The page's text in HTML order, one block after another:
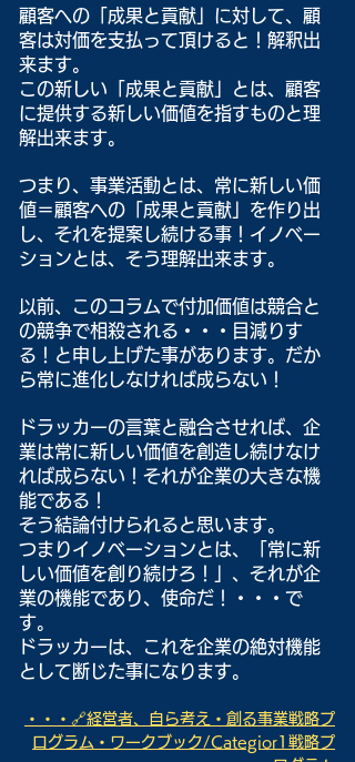
顧客への「成果と貢献」に対して、顧
客は対価を支払って頂けると！解釈出
来ます。
この新しい「成果と貢献」とは、顧客
に提供する新しい価値を指すものと理
解出来ます。
つまり、事業活動とは、常に新しい価
値＝顧客への「成果と貢献」を作り出
し、それを提案し続ける事！イノベー
ションとは、そう理解出来ます。
以前、このコラムで付加価値は競合と
の競争で相殺される・・・目減りす
る！と申し上げた事があります。だか
ら常に進化しなければ成らない！
ドラッカーの言葉と融合させれば、企
業は常に新しい価値を創造し続けなけ
れば成らない！それが企業の大きな機
能である！
そう結論付けられると思います。
つまりイノベーションとは、「常に新
しい価値を創り続けろ！」、それが企
業の機能であり、使命だ！・・・で
す。
ドラッカーは、これを企業の絶対機能
として断じた事になります。
・・・🔗経営者、自ら考え・創る事業戦略プ
ログラム・ワークブック/Categior1戦略プ